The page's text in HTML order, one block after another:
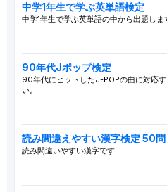
中学1年生で学ぶ英単語検定
中学1年生で学ぶ英単語の中から出題しま
90年代Jポップ検定
90年代にヒットしたJ-POPの曲に対応
い。
読み間違えやすい漢字検定 50問
読み間違いやすい漢字です